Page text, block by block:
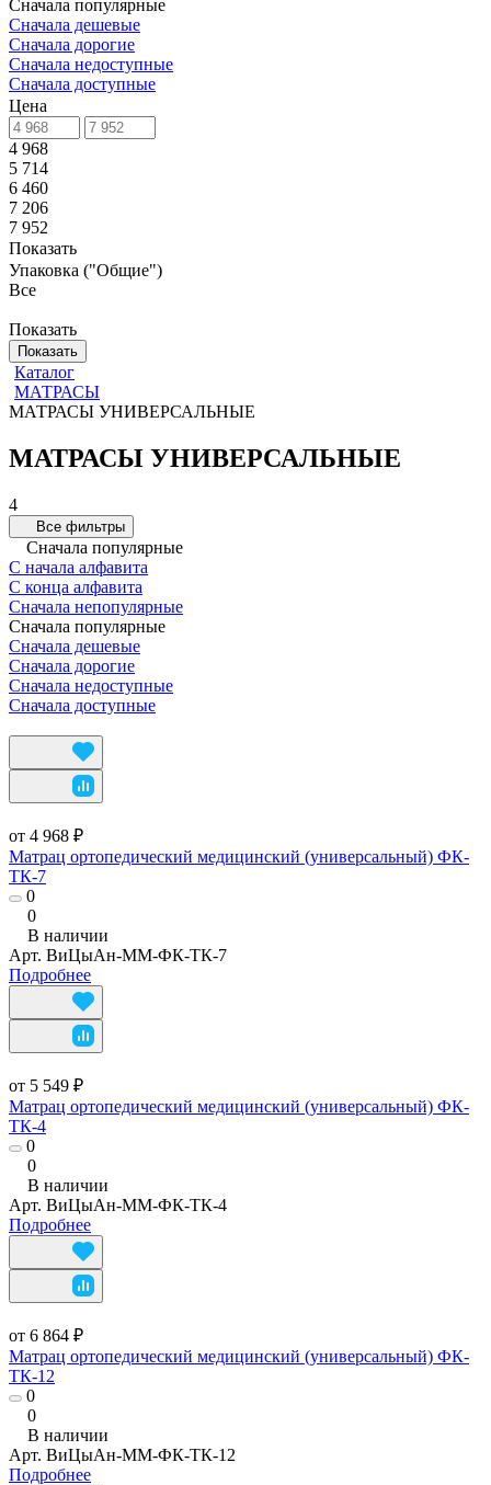
Сначала популярные
Сначала дешевые
Сначала дорогие
Сначала недоступные
Сначала доступные
Цена
4 968
5 714
6 460
7 206
7 952
Показать
Упаковка ("Общие")
Все
Показать
Показать
Каталог
МАТРАСЫ
МАТРАСЫ УНИВЕРСАЛЬНЫЕ
МАТРАСЫ УНИВЕРСАЛЬНЫЕ
4
Все фильтры
Сначала популярные
С начала алфавита
С конца алфавита
Сначала непопулярные
Сначала популярные
Сначала дешевые
Сначала дорогие
Сначала недоступные
Сначала доступные
от 4 968 ₽
Матрац ортопедический медицинский (универсальный) ФК-
ТК-7
0
0
В наличии
Арт. ВиЦыАн-ММ-ФК-ТК-7
Подробнее
от 5 549 ₽
Матрац ортопедический медицинский (универсальный) ФК-
ТК-4
0
0
В наличии
Арт. ВиЦыАн-ММ-ФК-ТК-4
Подробнее
от 6 864 ₽
Матрац ортопедический медицинский (универсальный) ФК-
ТК-12
0
0
В наличии
Арт. ВиЦыАн-ММ-ФК-ТК-12
Подробнее